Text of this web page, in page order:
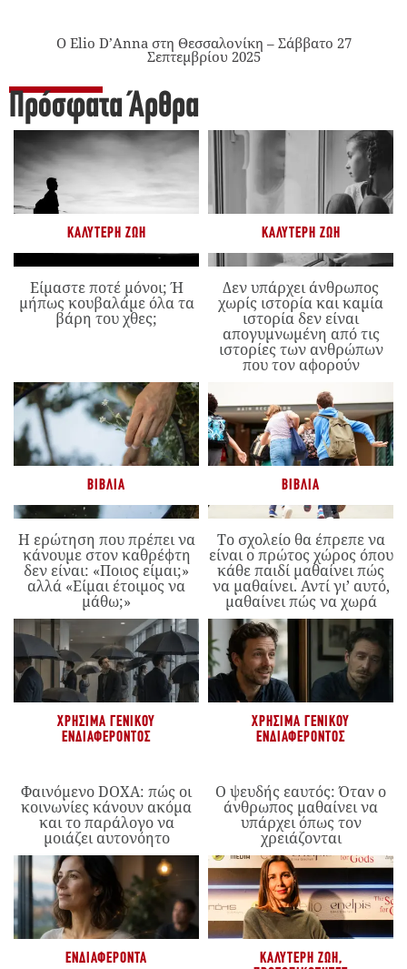
Ο Elio D’Anna στη Θεσσαλονίκη – Σάββατο 27
Σεπτεμβρίου 2025
Πρόσφατα Άρθρα
ΚΑΛΎΤΕΡΗ ΖΩΉ
Είμαστε ποτέ μόνοι; Ή
μήπως κουβαλάμε όλα τα
βάρη του χθες;
ΚΑΛΎΤΕΡΗ ΖΩΉ
Δεν υπάρχει άνθρωπος
χωρίς ιστορία και καμία
ιστορία δεν είναι
απογυμνωμένη από τις
ιστορίες των ανθρώπων
που τον αφορούν
ΒΙΒΛΊΑ
Η ερώτηση που πρέπει να
κάνουμε στον καθρέφτη
δεν είναι: «Ποιος είμαι;»
αλλά «Είμαι έτοιμος να
μάθω;»
ΒΙΒΛΊΑ
Το σχολείο θα έπρεπε να
είναι ο πρώτος χώρος όπου
κάθε παιδί μαθαίνει πώς
να μαθαίνει. Αντί γι’ αυτό,
μαθαίνει πώς να χωρά
ΧΡΉΣΙΜΑ ΓΕΝΙΚΟΎ
ΕΝΔΙΑΦΈΡΟΝΤΟΣ
Φαινόμενο DOXA: πώς οι
κοινωνίες κάνουν ακόμα
και το παράλογο να
μοιάζει αυτονόητο
ΧΡΉΣΙΜΑ ΓΕΝΙΚΟΎ
ΕΝΔΙΑΦΈΡΟΝΤΟΣ
Ο ψευδής εαυτός: Όταν ο
άνθρωπος μαθαίνει να
υπάρχει όπως τον
χρειάζονται
ΕΝΔΙΑΦΈΡΟΝΤΑ ΚΑΛΎΤΕΡΗ ΖΩΉ,